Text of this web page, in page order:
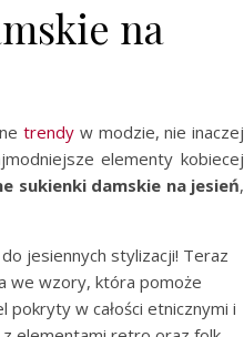
na
trendy w modzie, nie inaczej
elementy kobiecej
sukienki damskie na jesień,
jesiennych stylizacji! Teraz
we wzory, która pomoże
w całości etnicznymi i